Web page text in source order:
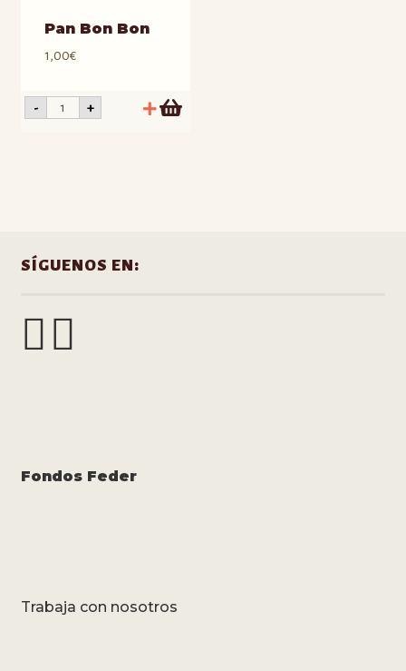
Pan Bon Bon
1,00€
-
Pan
Bon
+
SÍGUENOS EN:
Fondos Feder
Trabaja con nosotros